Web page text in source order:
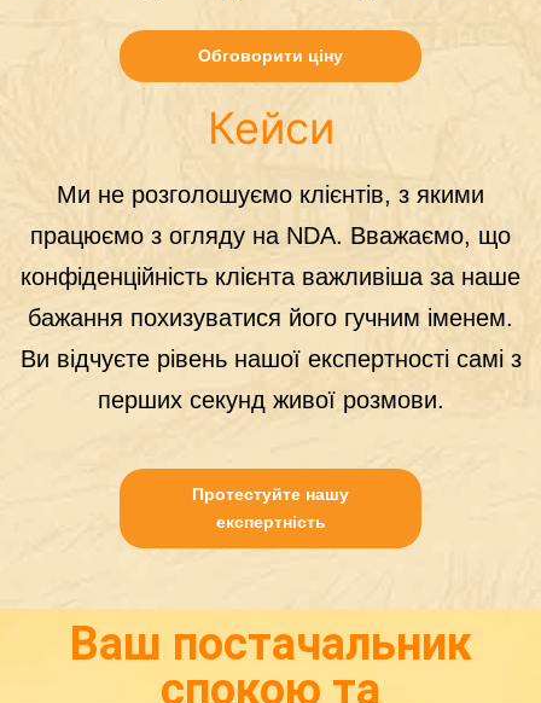
Обговорити ціну
Кейси
Ми не розголошуємо клієнтів, з якими
працюємо з огляду на NDA. Вважаємо, що
конфіденційність клієнта важливіша за наше
бажання похизуватися його гучним іменем.
Ви відчуєте рівень нашої експертності самі з
перших секунд живої розмови.
Протестуйте нашу
експертність
Ваш постачальник
спокою та